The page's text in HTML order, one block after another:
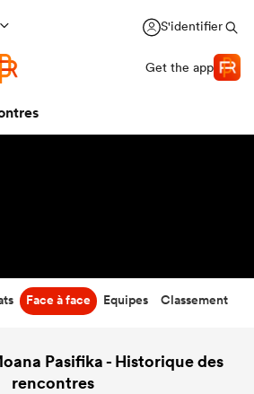
S'identifier
Get the app
Face à face Equipes Classement
Pasifika - Historique des
rencontres